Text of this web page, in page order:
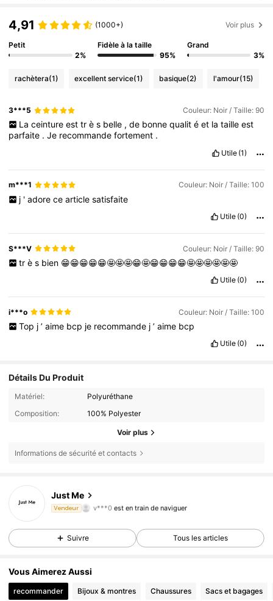
4,91 (1000+) Voir plus
Petit
2%
Fidèle à la taille
95%
Grand
3%
rachètera(1) excellent service(1) basique(2) l'amour(15)
3***5 Couleur: Noir / Taille: 90
La ceinture est tr è s belle , de bonne qualit é et la taille est
parfaite .Je recommandefortement .
Utile (1)
m***1 Couleur: Noir / Taille: 100
j ' adore ce article satisfaite
Utile (0)
S***V Couleur: Noir / Taille: 90
tr è s bien 😁😁😁😁😁🤩🤩🤩😁🤩😁😁😁😁🤩🤩🤩🤩🤩🤩
Utile (0)
i***o Couleur: Noir / Taille: 100
Top j ’ aime bcp je recommande j ’ aime bcp
Utile (0)
Détails Du Produit
Matériel:
Polyuréthane
Composition:
100% Polyester
Voir plus
Informations de sécurité et contacts
Just Me
Vendeur
4,89
v***0 est en train de naviguer
4.7K Suiveurs
Suivre Tous les articles
Vous Aimerez Aussi
recommander Bijoux & montres Chaussures Sacs et bagages